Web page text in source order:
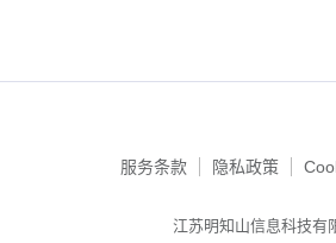
服务条款 隐私政策
江苏明知山信息科技有